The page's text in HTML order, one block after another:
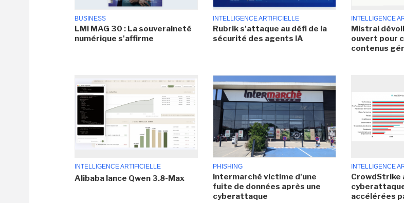
BUSINESS
LMI MAG 30 : La souveraineté
numérique s'affirme
INTELLIGENCE ARTIFICIELLE
Rubrik s'attaque au défi de la
sécurité des agents IA
INTELLIGENCE
Mistral
ouvert pour
contenus
INTELLIGENCE ARTIFICIELLE
Alibaba lance Qwen 3.8-Max
PHISHING
Intermarché victime d'une
fuite de données après une
cyberattaque
INTELLIGENCE
CrowdStrike
accélérées